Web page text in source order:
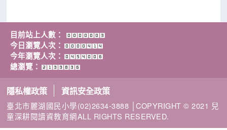
目前站上人數：
今日瀏覽人次：
今年瀏覽人次：
總瀏覽：
隱私權政策 資訊安全政策
臺北市麗湖國民小學(02)2634-3888 │COPYRIGHT © 2021 兒
童深耕閱讀資教育網ALL RIGHTS RESERVED.